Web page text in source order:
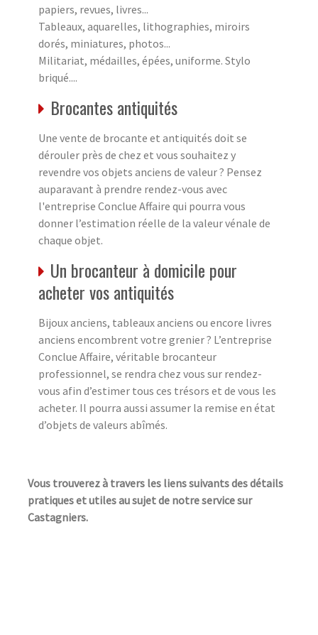
papiers, revues, livres...
Tableaux, aquarelles, lithographies, miroirs
dorés, miniatures, photos...
Militariat, médailles, épées, uniforme. Stylo
briqué....
Brocantes antiquités
Une vente de brocante et antiquités doit se
dérouler près de chez et vous souhaitez y
revendre vos objets anciens de valeur ? Pensez
auparavant à prendre rendez-vous avec
l'entreprise Conclue Affaire qui pourra vous
donner l’estimation réelle de la valeur vénale de
chaque objet.
Un brocanteur à domicile pour
acheter vos antiquités
Bijoux anciens, tableaux anciens ou encore livres
anciens encombrent votre grenier ? L’entreprise
Conclue Affaire, véritable brocanteur
professionnel, se rendra chez vous sur rendez-
vous afin d’estimer tous ces trésors et de vous les
acheter. Il pourra aussi assumer la remise en état
d’objets de valeurs abîmés.
Vous trouverez à travers les liens suivants des détails
pratiques et utiles au sujet de notre service sur
Castagniers.